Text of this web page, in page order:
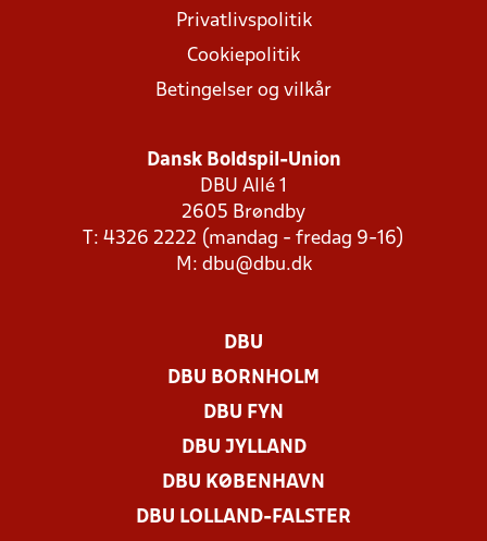
Privatlivspolitik
Cookiepolitik
Betingelser og vilkår
Dansk Boldspil-Union
DBU Allé 1
2605 Brøndby
T: 4326 2222 (mandag - fredag 9-16)
M: dbu@dbu.dk
DBU
DBU BORNHOLM
DBU FYN
DBU JYLLAND
DBU KØBENHAVN
DBU LOLLAND-FALSTER